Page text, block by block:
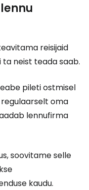
reisijaid
ta neist teada saab.
pileti ostmisel
oma
lennufirma
soovitame selle
kaudu.